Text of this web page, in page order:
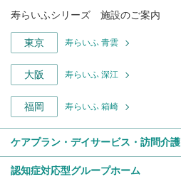
寿らいふシリーズ 施設のご案内
東京 寿らいふ 青雲
大阪 寿らいふ 深江
福岡 寿らいふ 箱崎
ケアプラン・デイサービス・訪問介護
認知症対応型グループホーム